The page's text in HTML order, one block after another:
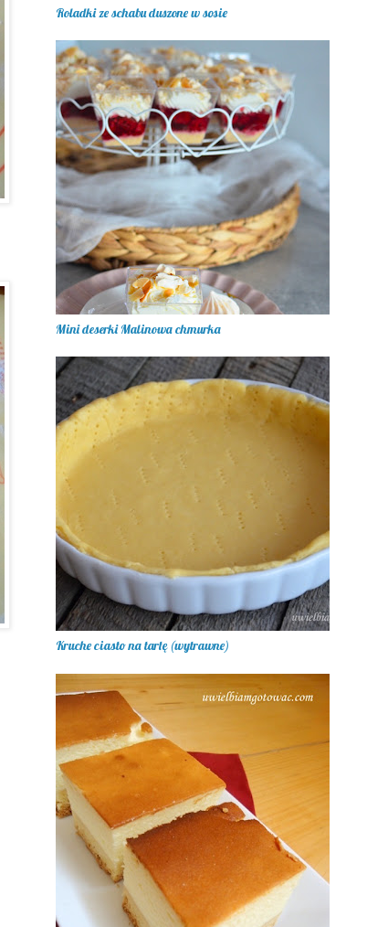
Roladki ze schabu duszone w sosie
Mini deserki Malinowa chmurka
Kruche ciasto na tartę (wytrawne)